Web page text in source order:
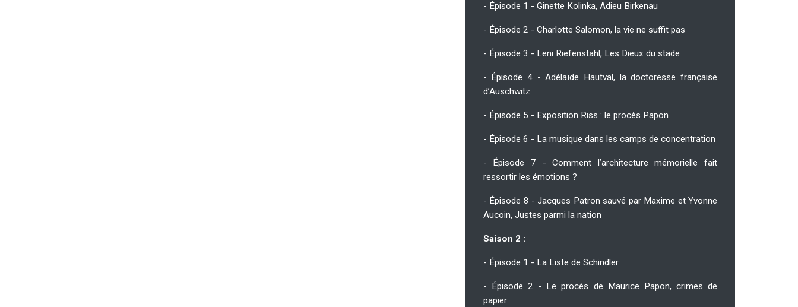
- Épisode 1 - Ginette Kolinka, Adieu Birkenau
- Épisode 2 - Charlotte Salomon, la vie ne suffit pas
- Épisode 3 - Leni Riefenstahl, Les Dieux du stade
- Épisode 4 - Adélaïde Hautval, la doctoresse française
d’Auschwitz
- Épisode 5 - Exposition Riss : le procès Papon
- Épisode 6 - La musique dans les camps de concentration
- Épisode 7 - Comment l’architecture mémorielle fait
ressortir les émotions ?
- Épisode 8 - Jacques Patron sauvé par Maxime et Yvonne
Aucoin, Justes parmi la nation
Saison 2 :
- Épisode 1 - La Liste de Schindler
- Épisode 2 - Le procès de Maurice Papon, crimes de
papier